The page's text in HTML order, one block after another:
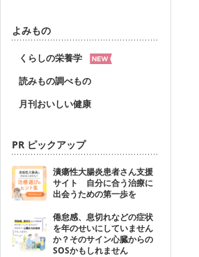
よみもの
くらしの栄養学
読みもの調べもの
月刊おいしい健康
PR ピックアップ
潰瘍性大腸炎患者さん支援
サイト 自分に合う治療に
出会うための第一歩を
倦怠感、息切れなどの症状
を年のせいにしていません
か？そのサイン心臓からの
SOSかもしれません